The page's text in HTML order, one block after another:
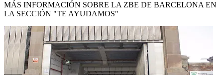
MÁS INFORMACIÓN SOBRE LA ZBE DE BARCELONA EN
LA SECCIÓN "TE AYUDAMOS"